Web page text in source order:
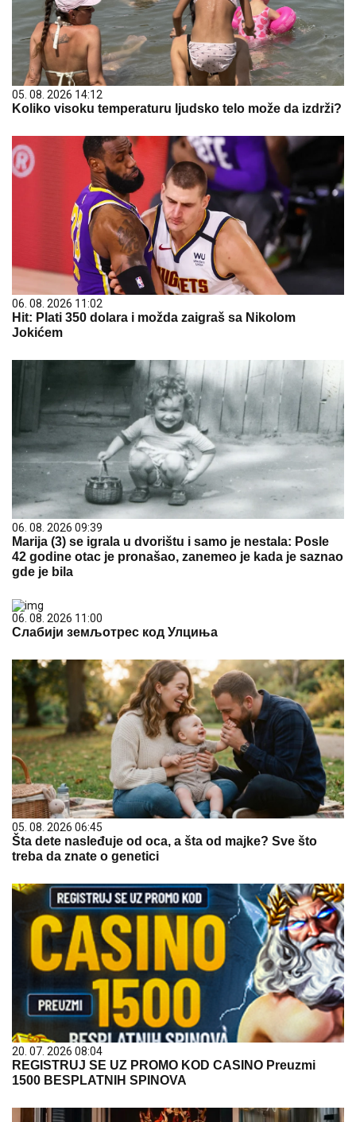
05. 08. 2026 14:12
Koliko visoku temperaturu ljudsko telo može da izdrži?
06. 08. 2026 11:02
Hit: Plati 350 dolara i možda zaigraš sa Nikolom
Jokićem
06. 08. 2026 09:39
Marija (3) se igrala u dvorištu i samo je nestala: Posle
42 godine otac je pronašao, zanemeo je kada je saznao
gde je bila
06. 08. 2026 11:00
Слабији земљотрес код Улциња
05. 08. 2026 06:45
Šta dete nasleđuje od oca, a šta od majke? Sve što
treba da znate o genetici
20. 07. 2026 08:04
REGISTRUJ SE UZ PROMO KOD CASINO Preuzmi
1500 BESPLATNIH SPINOVA